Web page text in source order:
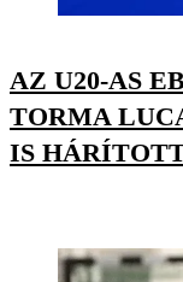
AZ U20-AS
TORMA
IS